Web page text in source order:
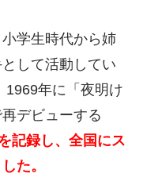
学生時代から姉
して活動してい
1969年に「夜明け
デビューする
記録し、全国にス
た。